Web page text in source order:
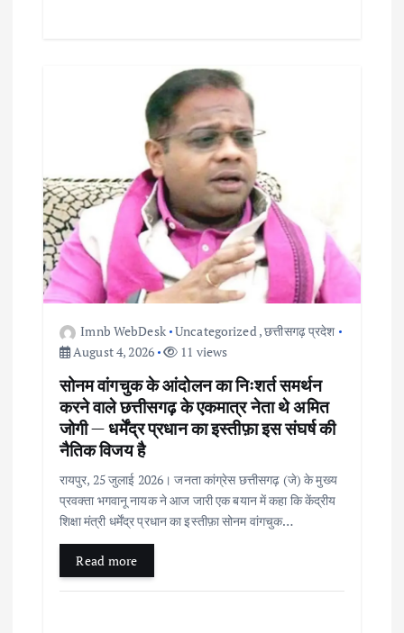
Imnb WebDesk Uncategorized,छत्तीसगढ़ प्रदेश
August 4, 2026
11 views
सोनम वांगचुक के आंदोलन का निःशर्त समर्थन
करने वाले छत्तीसगढ़ के एकमात्र नेता थे अमित
जोगी — धर्मेंद्र प्रधान का इस्तीफ़ा इस संघर्ष की
नैतिक विजय है
रायपुर, 25 जुलाई 2026। जनता कांग्रेस छत्तीसगढ़ (जे) के मुख्य
प्रवक्ता भगवानू नायक ने आज जारी एक बयान में कहा कि केंद्रीय
शिक्षा मंत्री धर्मेंद्र प्रधान का इस्तीफ़ा सोनम वांगचुक…
Read more